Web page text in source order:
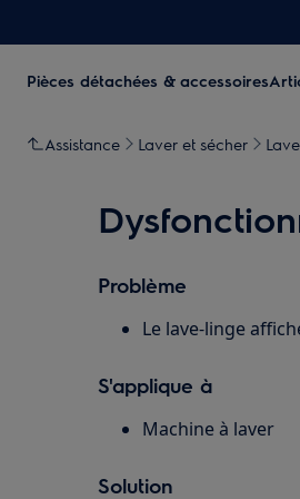
Pièces détachées & accessoires
Assistance Laver et sécher
Problème
Le lave-linge
S'applique à
Machine à laver
Solution